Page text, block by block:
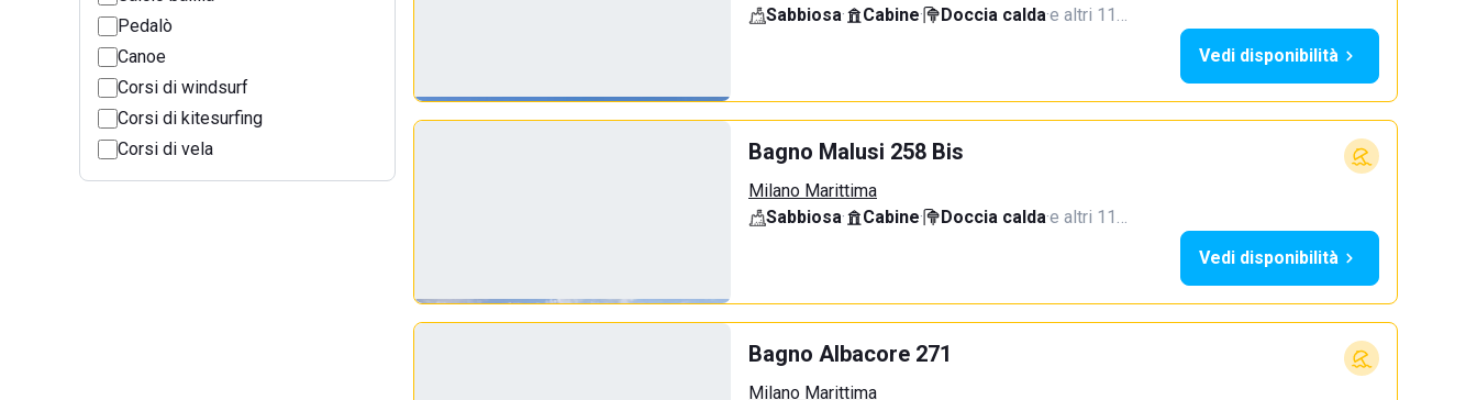
Pedalò
Canoe
Corsi di windsurf
Corsi di kitesurfing
Corsi di vela
Sabbiosa· Cabine· Doccia calda·e altri 11…
Vedi disponibilità
Bagno Malusi 258 Bis
Milano Marittima
Sabbiosa· Cabine· Doccia calda·e altri 11…
Vedi disponibilità
Bagno Albacore 271
Milano Marittima